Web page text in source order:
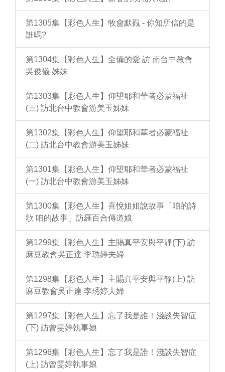
第1305集【彩色人生】牧會默觀 - 你知所信的是
誰嗎?
第1304集【彩色人生】全備的愛 訪 南台中教會
吳俊儀 姊妹
第1303集【彩色人生】仰望耶和華者必蒙福祉
(三) 訪北台中教會游美玉姊妹
第1302集【彩色人生】仰望耶和華者必蒙福祉
(二) 訪北台中教會游美玉姊妹
第1301集【彩色人生】仰望耶和華者必蒙福祉
(一) 訪北台中教會游美玉姊妹
第1300集【彩色人生】喜悅姐姐說故事「咱的詩
歌 咱的故事」訪羅百合傳道娘
第1299集【彩色人生】主賜真平安與平靜(下) 訪
麻豆教會吳正達 李琇婷夫婦
第1298集【彩色人生】主賜真平安與平靜(上) 訪
麻豆教會吳正達 李琇婷夫婦
第1297集【彩色人生】忘了我是誰！淺談失智症
(下) 訪曾雯婷執事娘
第1296集【彩色人生】忘了我是誰！淺談失智症
(上) 訪曾雯婷執事娘